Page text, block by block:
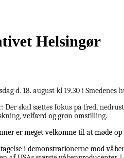
Helsingør
d. 18. august kl 19.30 i Smedenes
skal sættes fokus på fred,
velfærd og grøn omstilling.
er meget velkomne til at møde
i demonstrationerne mod